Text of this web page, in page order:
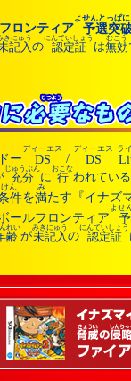
ロンティア 予選突
よせんとっぱ
記入
きにゅう
の 認定証
にんていしょう
は無効
むこう
ー DS
ディーエス
/ DS
ディーエス ラ
充分
じゅうぶん
に 行
おこな
われている
件
ん
を満
み
たす『イナズ
ールフロンティア
よせ
齢
れい
が未記入
みきにゅう
の 認定証
にんていしょう